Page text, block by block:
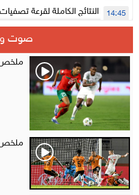
الإلكترونية
النتائج الكاملة لقرعة تصفيات 14:45
سلا.. توقيف ثلاثة مروجين وحجز أكثر من 4300 قرص
أقراص مهلوسة داخل فضاء 12:48
صوت
ملخص
ملخص